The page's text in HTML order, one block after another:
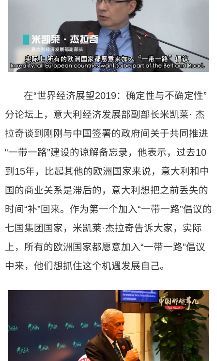
在“世界经济展望2019：确定性与不确定性”
分论坛上，意大利经济发展部副部长米凯莱· 杰
拉奇谈到刚刚与中国签署的政府间关于共同推进
“一带一路”建设的谅解备忘录，他表示，过去10
到15年，比起其他的欧洲国家来说，意大利和中
国的商业关系是滞后的，意大利想把之前丢失的
时间“补”回来。作为第一个加入“一带一路”倡议的
七国集团国家，米凯莱·杰拉奇告诉大家，实际
上，所有的欧洲国家都愿意加入“一带一路”倡议
中来，他们想抓住这个机遇发展自己。